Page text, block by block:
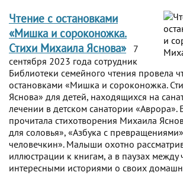
Чтение с остановками
«Мишка и сороконожка.
Стихи Михаила Яснова»
7
сентября 2023 года сотрудник
Библиотеки семейного чтения провела
остановками «Мишка и сороконожка.
Яснова» для детей, находящихся на
лечении в детском санатории «Аврора».
прочитала стихотворения Михаила
для соловья», «Азбука с
человечкин». Малыши охотно
иллюстрации к книгам, а в паузах между
интересными историями о своих